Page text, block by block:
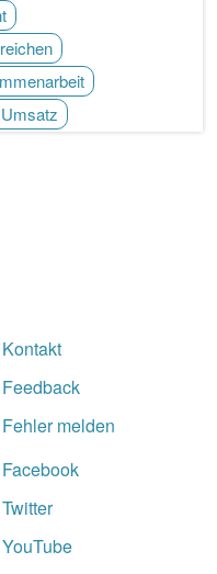
Kontakt
Feedback
Fehler melden
Facebook
Twitter
YouTube